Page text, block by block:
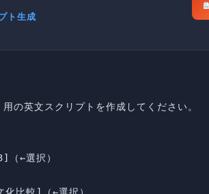
ト生成
の英文スクリプトを作成してください。
←選択）
較]（←選択）